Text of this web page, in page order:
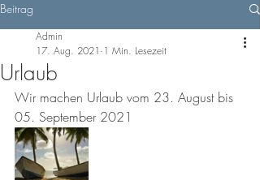
Beitrag
Urlaub
Admin
17. Aug. 2021 1 Min. Lesezeit
Wir machen Urlaub vom 23. August bis
05. September 2021